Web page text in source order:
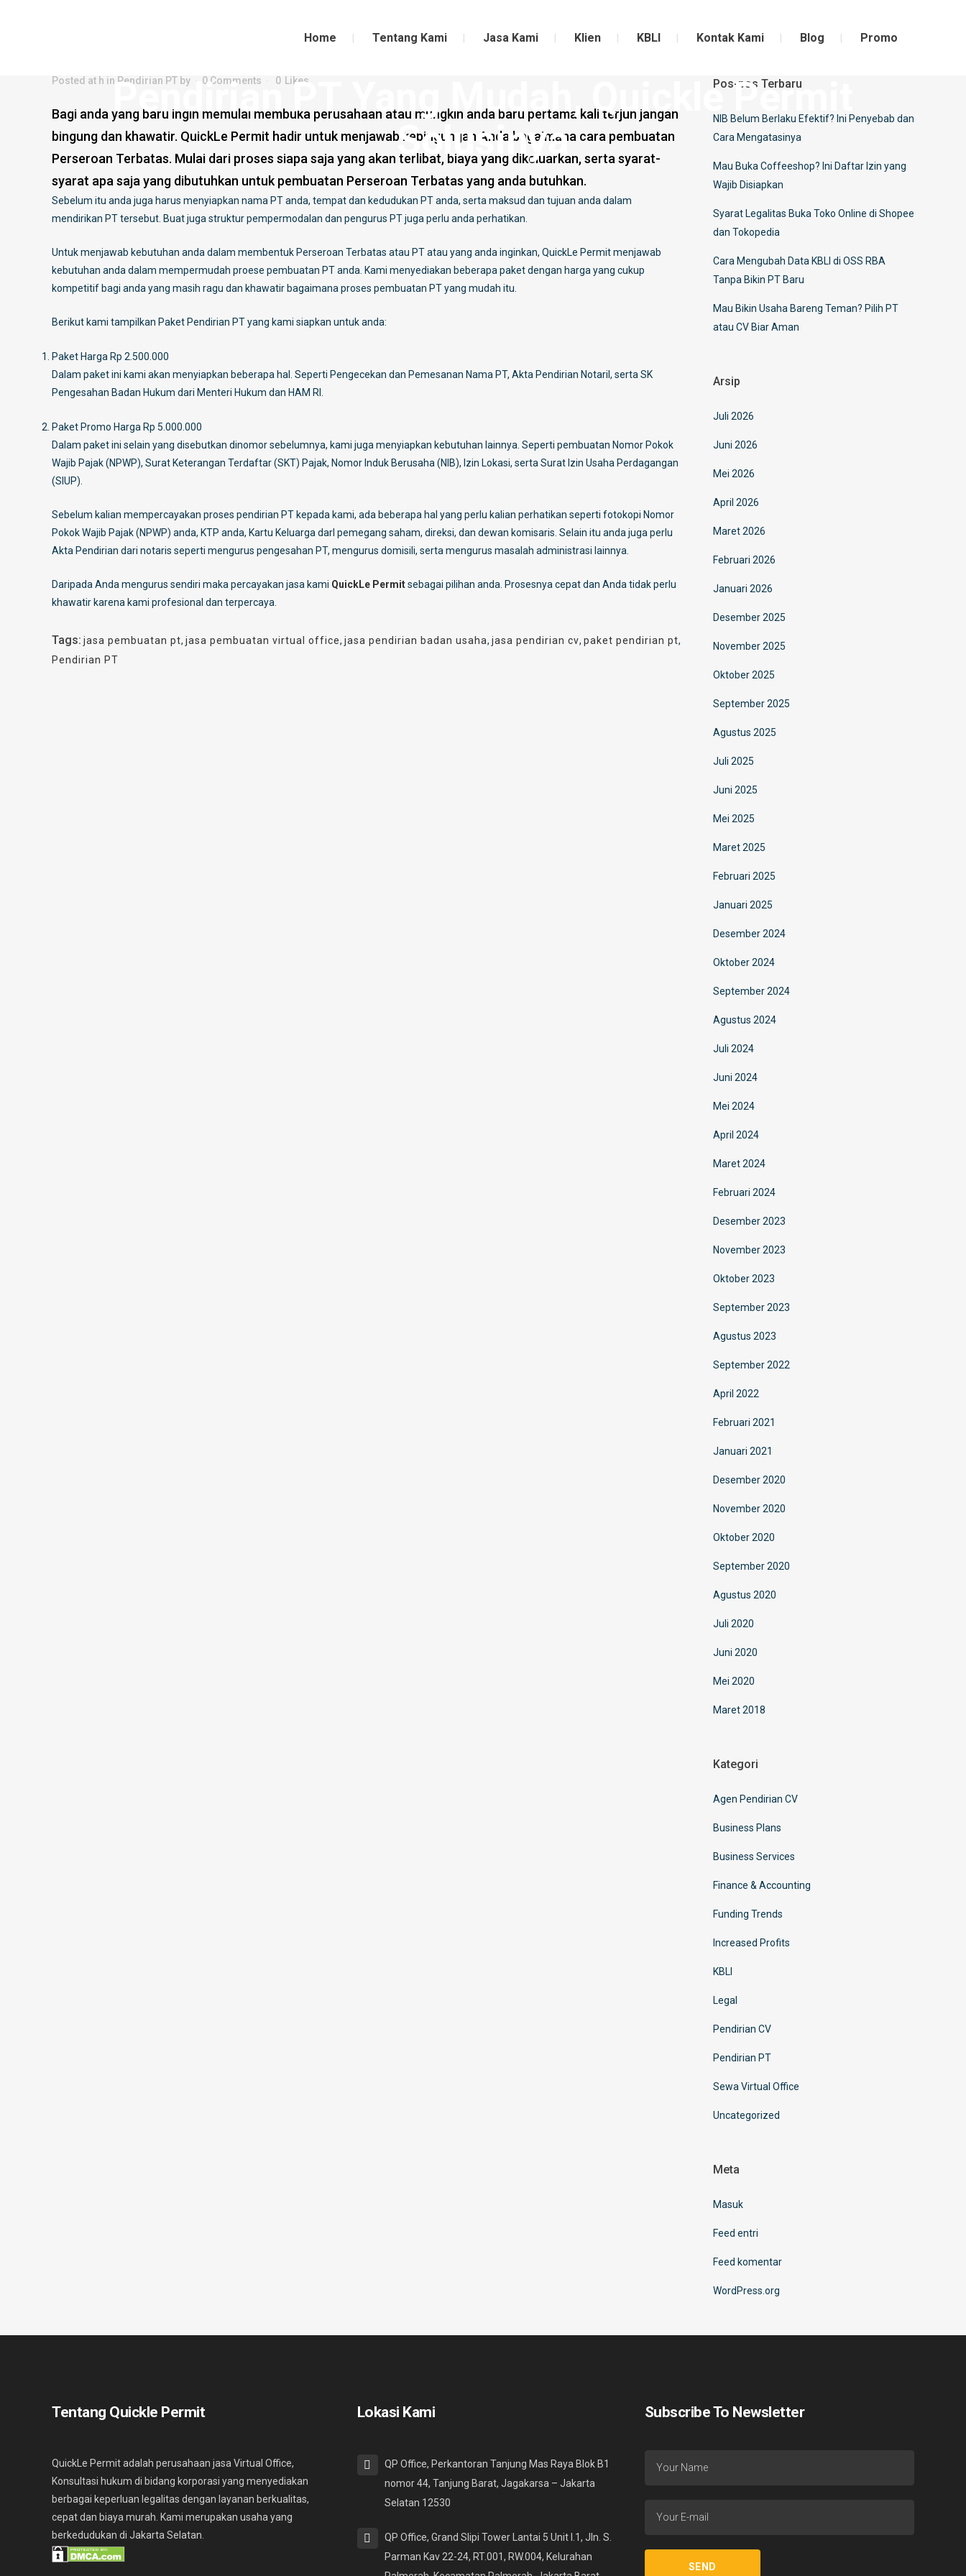
Home Tentang Kami Jasa Kami Klien KBLI Kontak Kami Blog Promo
Pendirian PT Yang Mudah, Quickle Permit
Solusinya
Posted at h in Pendirian PT by 0 Comments 0 Likes
Bagi anda yang baru ingin memulai membuka perusahaan atau mungkin anda baru pertama kali terjun jangan
bingung dan khawatir. QuickLe Permit hadir untuk menjawab kebingungan Anda bagaimana cara pembuatan
Perseroan Terbatas. Mulai dari proses siapa saja yang akan terlibat, biaya yang dikeluarkan, serta syarat-
syarat apa saja yang dibutuhkan untuk pembuatan Perseroan Terbatas yang anda butuhkan.
Sebelum itu anda juga harus menyiapkan nama PT anda, tempat dan kedudukan PT anda, serta maksud dan tujuan anda dalam
mendirikan PT tersebut. Buat juga struktur pempermodalan dan pengurus PT juga perlu anda perhatikan.
Untuk menjawab kebutuhan anda dalam membentuk Perseroan Terbatas atau PT atau yang anda inginkan, QuickLe Permit menjawab
kebutuhan anda dalam mempermudah proese pembuatan PT anda. Kami menyediakan beberapa paket dengan harga yang cukup
kompetitif bagi anda yang masih ragu dan khawatir bagaimana proses pembuatan PT yang mudah itu.
Berikut kami tampilkan Paket Pendirian PT yang kami siapkan untuk anda:
Paket Harga Rp 2.500.000
Dalam paket ini kami akan menyiapkan beberapa hal. Seperti Pengecekan dan Pemesanan Nama PT, Akta Pendirian Notaril, serta SK
Pengesahan Badan Hukum dari Menteri Hukum dan HAM RI.
Paket Promo Harga Rp 5.000.000
Dalam paket ini selain yang disebutkan dinomor sebelumnya, kami juga menyiapkan kebutuhan lainnya. Seperti pembuatan Nomor Pokok
Wajib Pajak (NPWP), Surat Keterangan Terdaftar (SKT) Pajak, Nomor Induk Berusaha (NIB), Izin Lokasi, serta Surat Izin Usaha Perdagangan
(SIUP).
Sebelum kalian mempercayakan proses pendirian PT kepada kami, ada beberapa hal yang perlu kalian perhatikan seperti fotokopi Nomor
Pokok Wajib Pajak (NPWP) anda, KTP anda, Kartu Keluarga darI pemegang saham, direksi, dan dewan komisaris. Selain itu anda juga perlu
Akta Pendirian dari notaris seperti mengurus pengesahan PT, mengurus domisili, serta mengurus masalah administrasi lainnya.
Daripada Anda mengurus sendiri maka percayakan jasa kami QuickLe Permitsebagai pilihan anda. Prosesnya cepat dan Anda tidak perlu
khawatir karena kami profesional dan terpercaya.
Tags: jasa pembuatan pt, jasa pembuatan virtual office, jasa pendirian badan usaha, jasa pendirian cv, paket pendirian pt,
Pendirian PT
Pos-pos Terbaru
NIB Belum Berlaku Efektif? Ini Penyebab dan
Cara Mengatasinya
Mau Buka Coffeeshop? Ini Daftar Izin yang
Wajib Disiapkan
Syarat Legalitas Buka Toko Online di Shopee
dan Tokopedia
Cara Mengubah Data KBLI di OSS RBA
Tanpa Bikin PT Baru
Mau Bikin Usaha Bareng Teman? Pilih PT
atau CV Biar Aman
Arsip
Juli 2026
Juni 2026
Mei 2026
April 2026
Maret 2026
Februari 2026
Januari 2026
Desember 2025
November 2025
Oktober 2025
September 2025
Agustus 2025
Juli 2025
Juni 2025
Mei 2025
Maret 2025
Februari 2025
Januari 2025
Desember 2024
Oktober 2024
September 2024
Agustus 2024
Juli 2024
Juni 2024
Mei 2024
April 2024
Maret 2024
Februari 2024
Desember 2023
November 2023
Oktober 2023
September 2023
Agustus 2023
September 2022
April 2022
Februari 2021
Januari 2021
Desember 2020
November 2020
Oktober 2020
September 2020
Agustus 2020
Juli 2020
Juni 2020
Mei 2020
Maret 2018
Kategori
Agen Pendirian CV
Business Plans
Business Services
Finance & Accounting
Funding Trends
Increased Profits
KBLI
Legal
Pendirian CV
Pendirian PT
Sewa Virtual Office
Uncategorized
Meta
Masuk
Feed entri
Feed komentar
WordPress.org
Tentang Quickle Permit
QuickLe Permit adalah perusahaan jasa Virtual Office,
Konsultasi hukum di bidang korporasi yang menyediakan
berbagai keperluan legalitas dengan layanan berkualitas,
cepat dan biaya murah. Kami merupakan usaha yang
berkedudukan di Jakarta Selatan.
Lokasi Kami
QP Office, Perkantoran Tanjung Mas Raya Blok B1
nomor 44, Tanjung Barat, Jagakarsa – Jakarta
Selatan 12530
QP Office, Grand Slipi Tower Lantai 5 Unit I.1, Jln. S.
Parman Kav 22-24, RT.001, RW.004, Kelurahan
Subscribe To Newsletter